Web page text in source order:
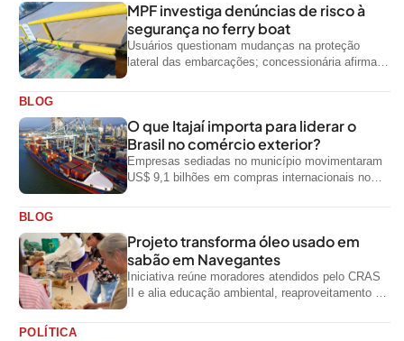
MPF investiga denúncias de risco à
segurança no ferry boat
Usuários questionam mudanças na proteção
lateral das embarcações; concessionária afirma
BLOG
O que Itajaí importa para liderar o
Brasil no comércio exterior?
Empresas sediadas no município movimentaram
US$ 9,1 bilhões em compras internacionais no
BLOG
Projeto transforma óleo usado em
sabão em Navegantes
Iniciativa reúne moradores atendidos pelo CRAS
II e alia educação ambiental, reaproveitamento de
POLÍTICA